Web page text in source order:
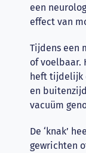
een
effect van
Tijdens een
of voelbaar.
heft tijdelijk
en
vacuüm
De ‘knak’
gewrichten